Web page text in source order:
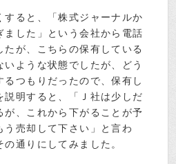
すると、「株式ジャーナルか
ました」という会社から電話
たが、こちらの保有している
いような状態でしたが、どう
るつもりだったので、保有し
説明すると、「Ｊ社は少しだ
が、これから下がることが予
う売却して下さい」と言わ
通りにしてみました。